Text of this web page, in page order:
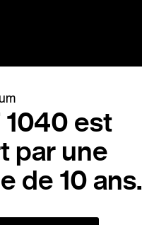
1040 est
par une
de 10 ans.